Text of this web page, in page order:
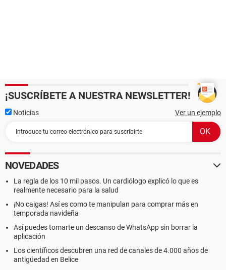
¡SUSCRÍBETE A NUESTRA NEWSLETTER!
Noticias Ver un ejemplo
NOVEDADES
La regla de los 10 mil pasos. Un cardiólogo explicó lo que es
realmente necesario para la salud
¡No caigas! Así es como te manipulan para comprar más en
temporada navideña
Así puedes tomarte un descanso de WhatsApp sin borrar la
aplicación
Los científicos descubren una red de canales de 4.000 años de
antigüedad en Belice